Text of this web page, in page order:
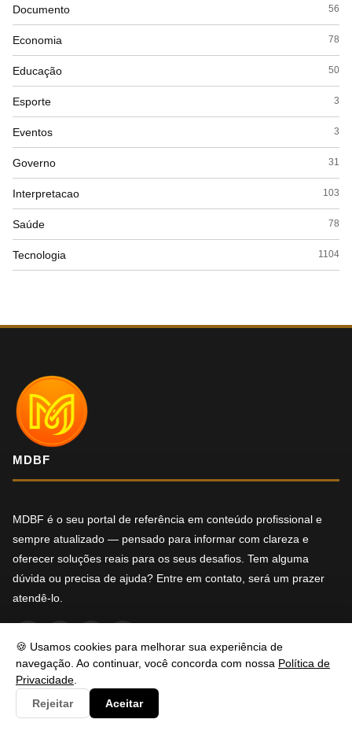
🍪 Usamos cookies para melhorar sua experiência de
navegação. Ao continuar, você concorda com nossa Política de
Privacidade
Rejeitar
Aceitar
Documento 56
Economia 78
Educação 50
Esporte 3
Eventos 3
Governo 31
Interpretacao 103
Saúde 78
Tecnologia 1104
MDBF
MDBF é o seu portal de referência em conteúdo profissional e
sempre atualizado — pensado para informar com clareza e
oferecer soluções reais para os seus desafios. Tem alguma
dúvida ou precisa de ajuda? Entre em contato, será um prazer
atendê-lo.
NAVEGAÇÃO